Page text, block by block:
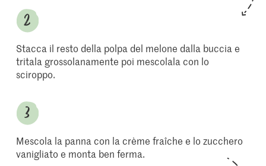
Stacca il resto della polpa del melone dalla buccia e
tritala grossolanamente poi mescolala con lo
sciroppo.
Mescola la panna con la crème fraîche e lo zucchero
vanigliato e monta ben ferma.